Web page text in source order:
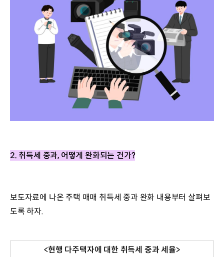
2. 취득세 중과, 어떻게 완화되는 건가?
보도자료에 나온 주택 매매 취득세 중과 완화 내용부터 살펴보
도록 하자.
<현행 다주택자에 대한 취득세 중과 세율>